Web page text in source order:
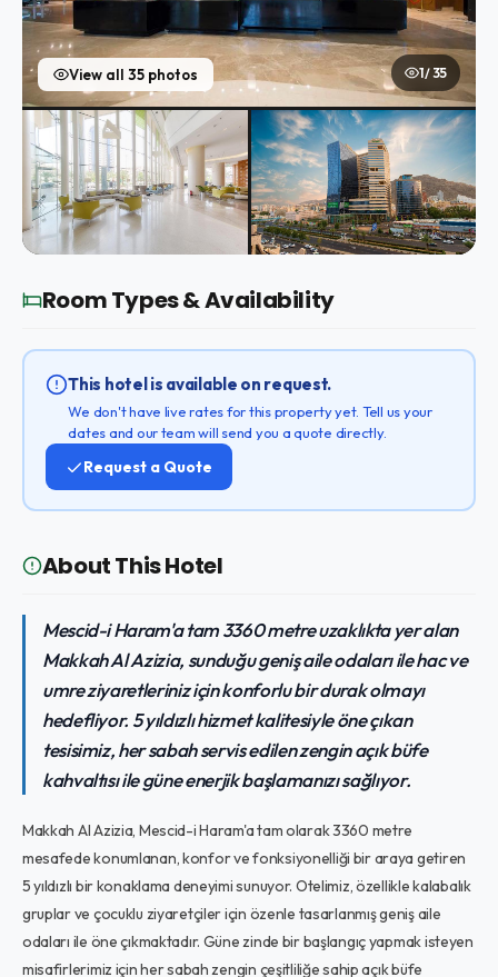
View all 35 photos 1 / 35
Room Types & Availability
This hotel is available on request.
We don't have live rates for this property yet. Tell us your
dates and our team will send you a quote directly.
Request a Quote
About This Hotel
Mescid-i Haram'a tam 3360 metre uzaklıkta yer alan
Makkah Al Azizia, sunduğu geniş aile odaları ile hac ve
umre ziyaretleriniz için konforlu bir durak olmayı
hedefliyor. 5 yıldızlı hizmet kalitesiyle öne çıkan
tesisimiz, her sabah servis edilen zengin açık büfe
kahvaltısı ile güne enerjik başlamanızı sağlıyor.
Makkah Al Azizia, Mescid-i Haram'a tam olarak 3360 metre
mesafede konumlanan, konfor ve fonksiyonelliği bir araya getiren
5 yıldızlı bir konaklama deneyimi sunuyor. Otelimiz, özellikle kalabalık
gruplar ve çocuklu ziyaretçiler için özenle tasarlanmış geniş aile
odaları ile öne çıkmaktadır. Güne zinde bir başlangıç yapmak isteyen
misafirlerimiz için her sabah zengin çeşitliliğe sahip açık büfe